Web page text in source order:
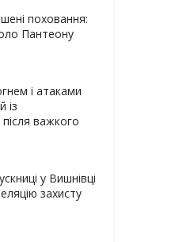
поховання:
Пантеону
і атаками
із
важкого
у Вишнівці
захисту